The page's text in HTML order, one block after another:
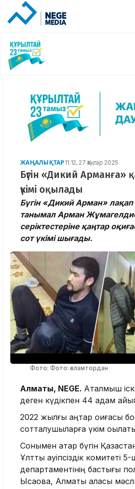
ЖАҢАЛЫҚТАР 11:12, 27 Қаңтар 2025
Бүгін «Дикий Арманға»
үкімі оқылады
Бүгін «Дикий Арман»
танымал Арман
серіктестеріне қаңтар
сот үкімі шығады.
Фото: Фото: ғаламтордан
Алматы, NEGE. Аталмыш
деген күдікпен 44 адам
2022 жылғы қаңтар оқиғасы
сотталушыларға үкім
Сонымен қатар бүгін
Ұлттық қауіпсіздік комитеті 5-
департаментінің бастығы
Ысқақовқа, Алматы қаласы